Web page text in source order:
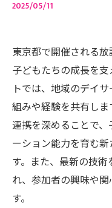
2025/05/11
東京都で開催される放
子どもたちの成長を
トでは、地域のデイ
組みや経験を共有し
連携を深めることで
ーション能力を育む
す。また、最新の技
れ、参加者の興味や
す。